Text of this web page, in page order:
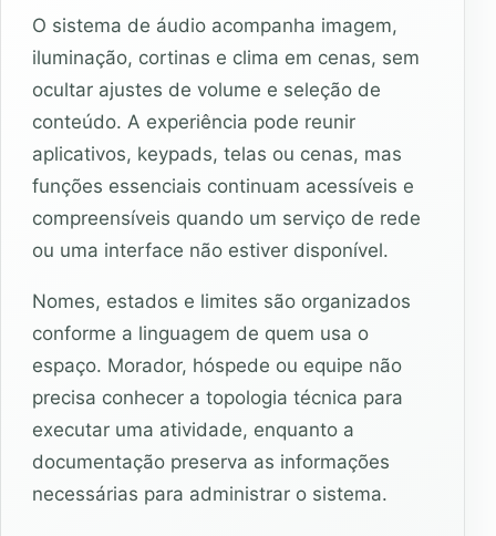
O sistema de áudio acompanha imagem,
iluminação, cortinas e clima em cenas, sem
ocultar ajustes de volume e seleção de
conteúdo. A experiência pode reunir
aplicativos, keypads, telas ou cenas, mas
funções essenciais continuam acessíveis e
compreensíveis quando um serviço de rede
ou uma interface não estiver disponível.
Nomes, estados e limites são organizados
conforme a linguagem de quem usa o
espaço. Morador, hóspede ou equipe não
precisa conhecer a topologia técnica para
executar uma atividade, enquanto a
documentação preserva as informações
necessárias para administrar o sistema.